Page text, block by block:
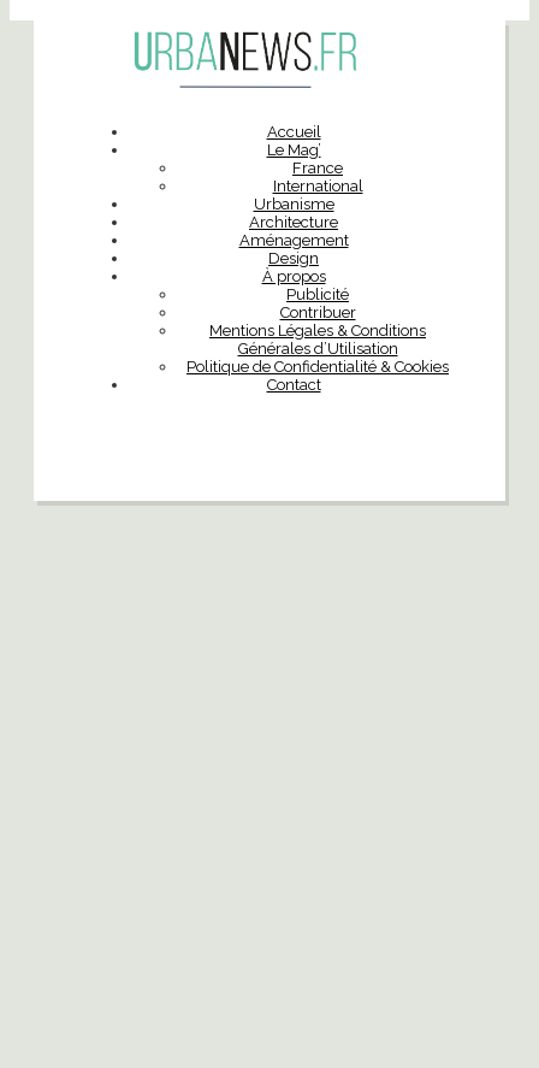
Accueil
Le Mag’
France
International
Urbanisme
Architecture
Aménagement
Design
À propos
Publicité
Contribuer
Mentions Légales & Conditions
Générales d’Utilisation
Politique de Confidentialité & Cookies
Contact